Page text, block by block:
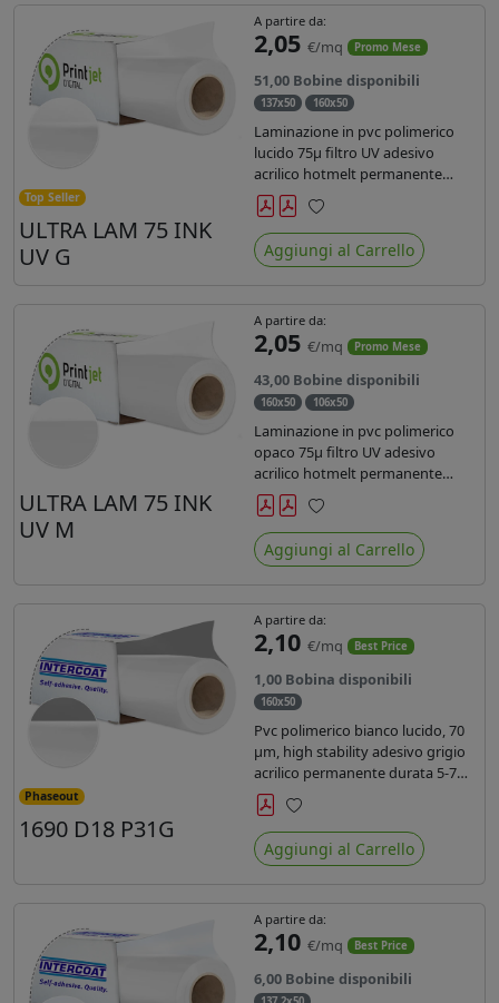
Top Seller
ULTRA LAM 75 INK
UV G
A partire da:
2,05 €/mq Promo Mese
51,00 Bobine disponibili
137x50 160x50
Laminazione in pvc polimerico
lucido 75µ filtro UV adesivo
acrilico hotmelt permanente
specifico per stampe con
inchiostri UV durata 7 anni indoor
e 5 outdoor. Dotato di certificato
ignifugo Bs1d0.
Preferiti
Aggiungi al Carrello
ULTRA LAM 75 INK
UV M
A partire da:
2,05 €/mq Promo Mese
43,00 Bobine disponibili
160x50 106x50
Laminazione in pvc polimerico
opaco 75µ filtro UV adesivo
acrilico hotmelt permanente
specifico per stampe con
inchiostri UV durata 7 anni indoor
e 5 outdoor. Dotato di certificato
ignifugo Bs1d0.
Preferiti
Aggiungi al Carrello
Phaseout
1690 D18 P31G
A partire da:
2,10 €/mq Best Price
1,00 Bobina disponibili
160x50
Pvc polimerico bianco lucido, 70
µm, high stability adesivo grigio
acrilico permanente durata 5-7
anni, per stampe con inchiostri
solvente, ecosolvente, UV e latex.
Preferiti
Aggiungi al Carrello
A partire da:
2,10 €/mq Best Price
6,00 Bobine disponibili